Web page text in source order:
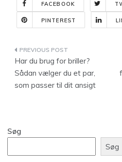
FACEBOOK
PINTEREST
Indlægsnavigation
Har du brug for briller?
Sådan vælger du et par,
som passer til dit ansigt
Søg
Søg